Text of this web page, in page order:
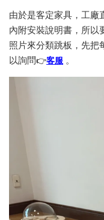
由於是客定家具，工廠
內附安裝說明書，所以
照片來分類跳板，先把
以詢問👉客服 。